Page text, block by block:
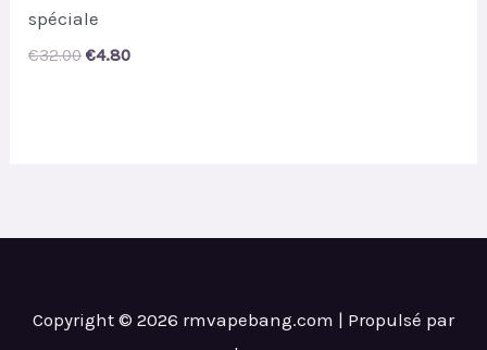
spéciale
€32.00 Original
€4.80Current
Copyright © 2026 rmvapebang.com | Propulsé par